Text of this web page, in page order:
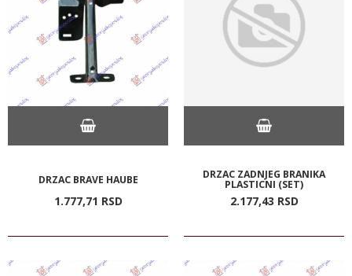
DRZAC BRAVE HAUBE
1.777,71 RSD
DRZAC ZADNJEG BRANIKA
PLASTICNI (SET)
2.177,43 RSD